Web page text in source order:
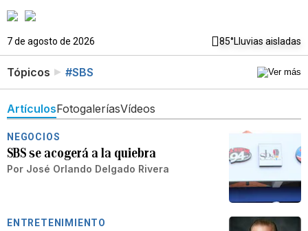
7 de agosto de 2026 85°Lluvias aisladas
Tópicos #SBS
ArtículosFotogaleríasVídeos
NEGOCIOS
SBS se acogerá a la quiebra
Por José Orlando Delgado Rivera
ENTRETENIMIENTO